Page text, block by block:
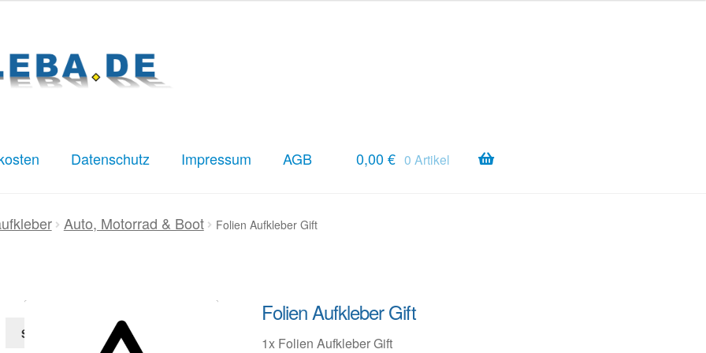
Datenschutz Impressum AGB
Impressum Kasse Mein KontoVersandkosten
0,00€ 0 Artikel
Auto, Motorrad & Boot Folien Aufkleber Gift
Folien Aufkleber Gift
1x Folien Aufkleber Gift
Suchen